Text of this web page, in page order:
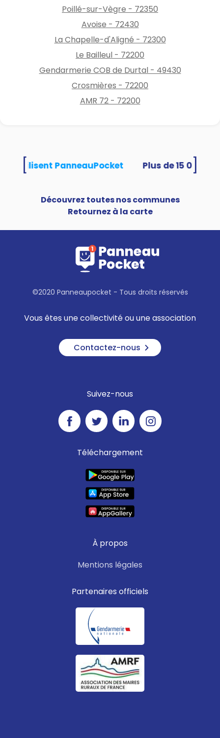
Poillé-sur-Vègre - 72350
Avoise - 72430
La Chapelle-d'Aligné - 72300
Le Bailleul - 72200
Gendarmerie COB de Durtal - 49430
Crosmières - 72200
AMR 72 - 72200
utilisent PanneauPocket
Découvrez toutes nos communes
Retournez à la carte
©2020 Panneaupocket - Tous droits réservés
Vous êtes une collectivité ou une association
Contactez-nous
Suivez-nous
Téléchargement
À propos
Mentions légales
Partenaires officiels